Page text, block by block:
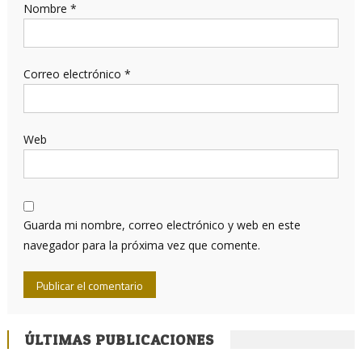
Nombre *
Correo electrónico *
Web
Guarda mi nombre, correo electrónico y web en este
navegador para la próxima vez que comente.
ÚLTIMAS PUBLICACIONES